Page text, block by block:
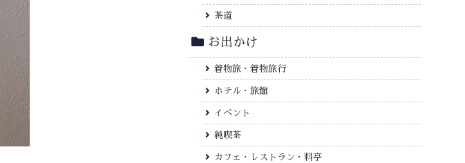
茶道
お出かけ
着物旅・着物旅行
ホテル・旅館
イベント
純喫茶
カフェ・レストラン・料亭